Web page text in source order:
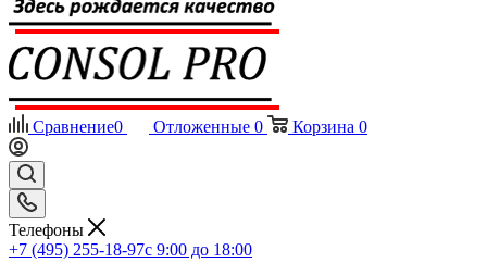
Сравнение0 Отложенные 0 Корзина 0
Телефоны
+7 (495) 255-18-97с 9:00 до 18:00